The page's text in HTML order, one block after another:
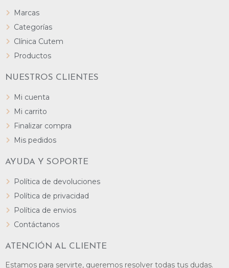
Marcas
Categorías
Clínica Cutem
Productos
NUESTROS CLIENTES
Mi cuenta
Mi carrito
Finalizar compra
Mis pedidos
AYUDA Y SOPORTE
Política de devoluciones
Política de privacidad
Política de envios
Contáctanos
ATENCIÓN AL CLIENTE
Estamos para servirte, queremos resolver todas tus dudas.